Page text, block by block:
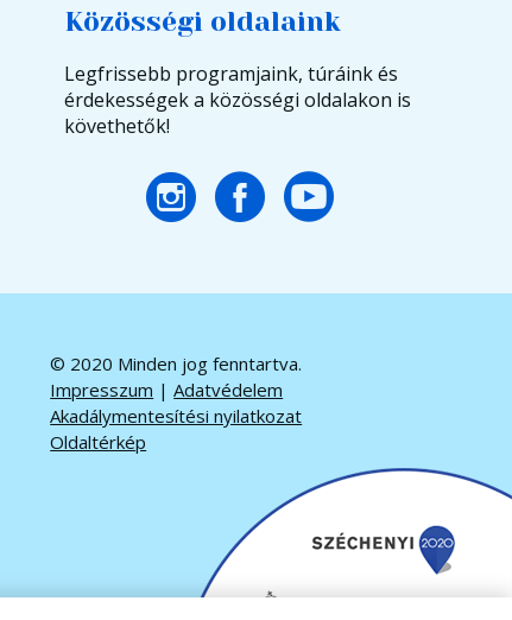
Közösségi oldalaink
Legfrissebb programjaink, túráink és
érdekességek a közösségi oldalakon is
követhetők!
© 2020 Minden jog fenntartva.
Impresszum |Adatvédelem
Akadálymentesítési nyilatkozat
Oldaltérkép